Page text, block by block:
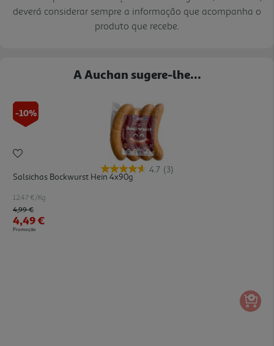
deverá considerar sempre a informação que acompanha o
produto que recebe.
A Auchan sugere-lhe...
-10%
4.7 (3)
Salsichas Bockwurst Hein 4x90g
12.47 €/Kg
Price reduced from
4,99 €to
4,49 €
Promoção